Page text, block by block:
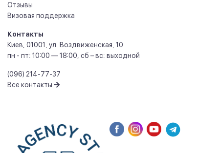
Отзывы
Визовая поддержка
Контакты
Киев 01001
ул. Воздвиженская, 10
пн - пт: 10:00 — 18:00, сб – вс: выходной
(096) 214-77-37
Все контакты